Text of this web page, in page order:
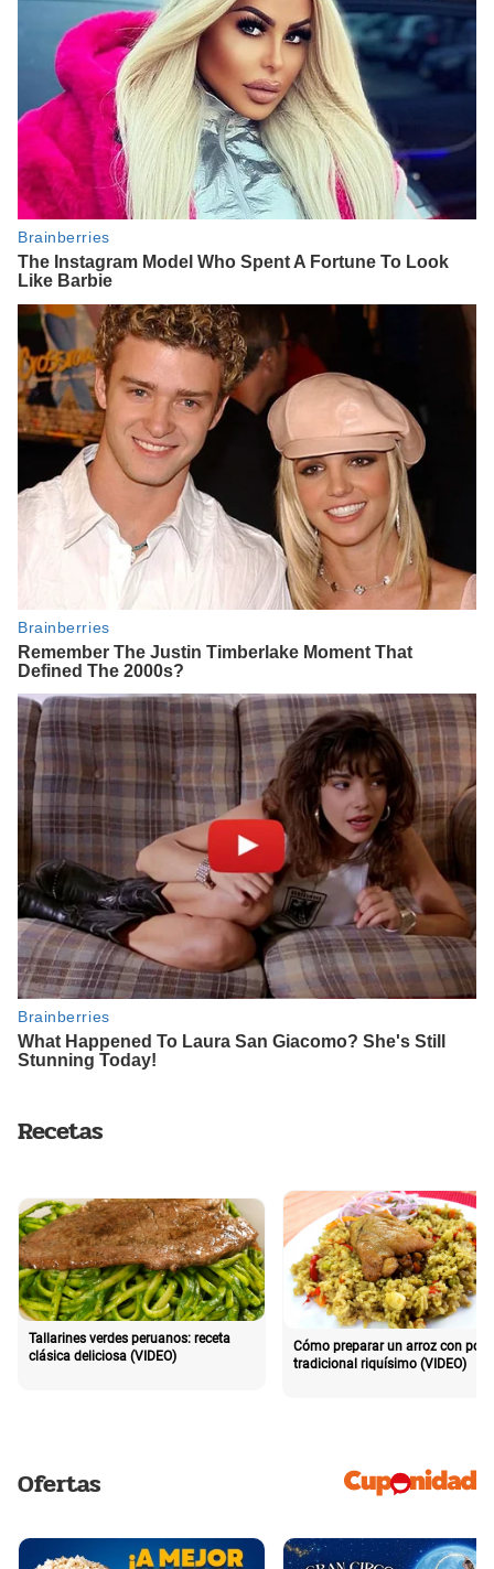
Recetas
Tallarines verdes peruanos: receta
clásica deliciosa (VIDEO)
Cómo preparar un arroz con pollo
tradicional riquísimo (VIDEO)
Ofertas